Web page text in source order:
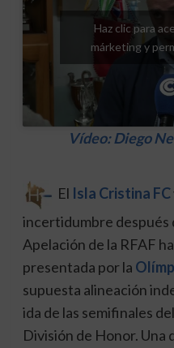
Haz clic para
márketing y
Vídeo:Diego
El Isla Cristina FC
incertidumbre después
Apelación de la RFAF
presentada por la
supuesta alineación
ida de las semifinales
División de Honor. Una